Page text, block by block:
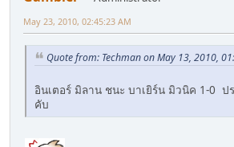
May 23, 2010, 02:45:23 AM
Quote from: Techman on May 13, 2010,
อินเตอร์ มิลาน ชนะ บาเยิร์น มิวนิค 1-0 ป
คับ